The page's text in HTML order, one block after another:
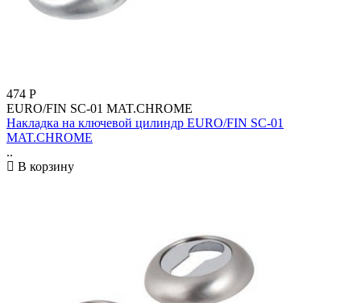
474 Р
EURO/FIN SC-01 MAT.CHROME
Накладка на ключевой цилиндр EURO/FIN SC-01
MAT.CHROME
..
В корзину